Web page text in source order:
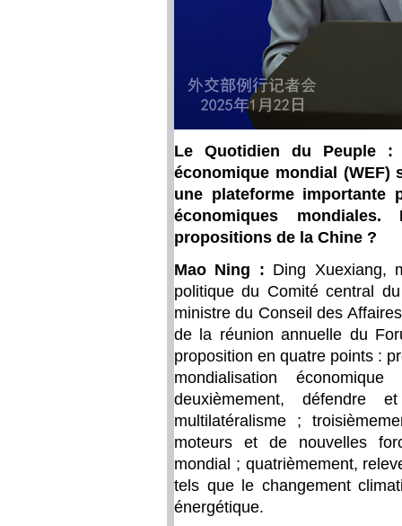
Le Quotidien du Peuple :
économique mondial (WEF)
une plateforme importante
économiques
propositions de la Chine ?
Mao Ning : Ding Xuexiang,
politique du Comité central
ministre du Conseil des
de la réunion annuelle du
proposition en quatre points :
mondialisation
deuxièmement, défendre
multilatéralisme ;
moteurs et de nouvelles
mondial ; quatrièmement,
tels que le changement
énergétique.